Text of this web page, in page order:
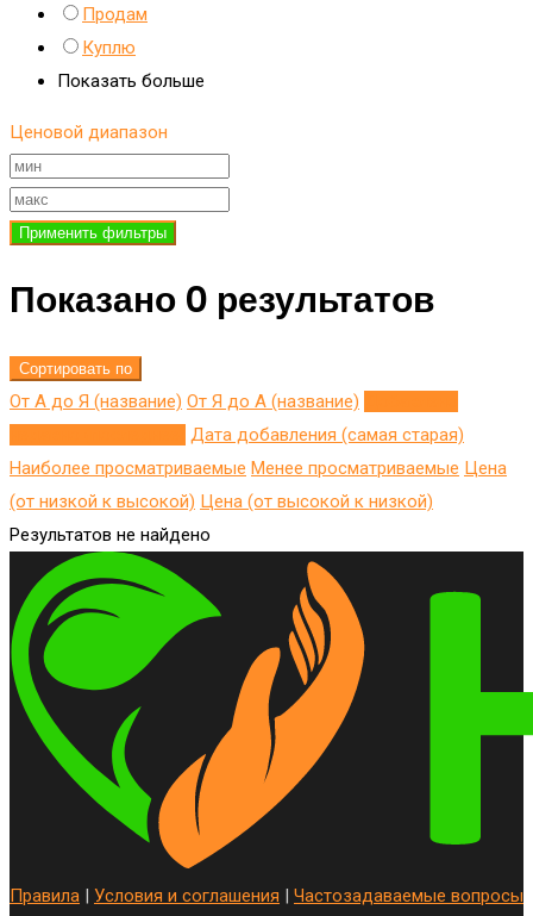
Продам
Куплю
Показать больше
Ценовой диапазон
Применить фильтры
Показано 0 результатов
Сортировать по
От А до Я (название) От Я до A (название)
Дата добавления (самая старая)
Наиболее просматриваемые Менее просматриваемые Цена
(от низкой к высокой) Цена (от высокой к низкой)
Результатов не найдено
Правила | Условия и соглашения | Частозадаваемые вопросы